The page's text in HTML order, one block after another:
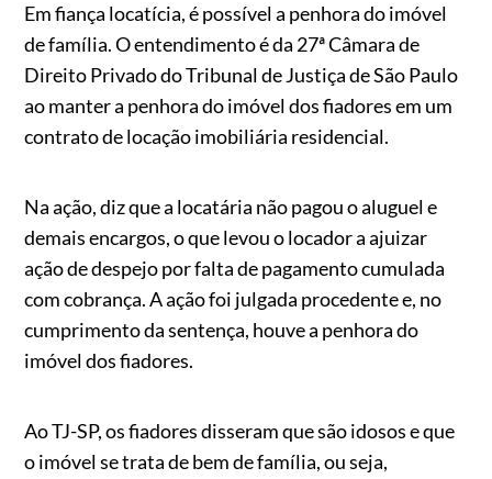
Em fiança locatícia, é possível a penhora do imóvel
de família. O entendimento é da 27ª Câmara de
Direito Privado do Tribunal de Justiça de São Paulo
ao manter a penhora do imóvel dos fiadores em um
contrato de locação imobiliária residencial.
Na ação, diz que a locatária não pagou o aluguel e
demais encargos, o que levou o locador a ajuizar
ação de despejo por falta de pagamento cumulada
com cobrança. A ação foi julgada procedente e, no
cumprimento da sentença, houve a penhora do
imóvel dos fiadores.
Ao TJ-SP, os fiadores disseram que são idosos e que
o imóvel se trata de bem de família, ou seja,